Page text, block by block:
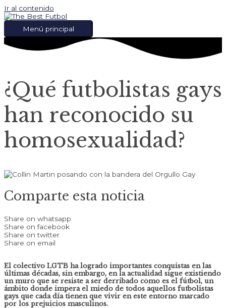
Ir al contenido
Menú principal
¿Qué futbolistas gays
han reconocido su
homosexualidad?
Comparte esta noticia
Share on whatsapp
Share on facebook
Share on twitter
Share on email
El colectivo LGTB ha logrado importantes conquistas en las
últimas décadas, sin embargo, en la actualidad sigue existiendo
un muro que se resiste a ser derribado como es el fútbol, un
ámbito donde impera el miedo de todos aquellos futbolistas
gays que cada día tienen que vivir en este entorno marcado
por los prejuicios masculinos.